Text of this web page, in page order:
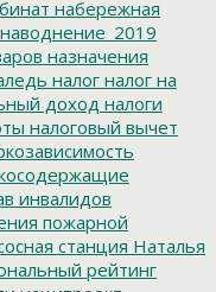
набережная
наводнение_2019
назначения
налог налог на
доход налоги
налоговый вычет
инвалидов
пожарной
станция Наталья
рейтинг